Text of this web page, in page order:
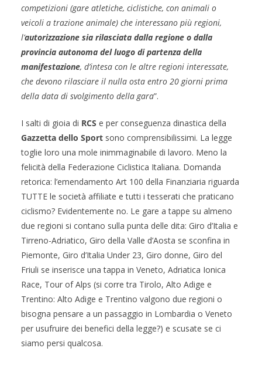
competizioni (gare atletiche, ciclistiche, con animali o
veicoli a trazione animale) che interessano più regioni,
l’autorizzazione sia rilasciata dalla regione o dalla
provincia autonoma del luogo di partenza della
manifestazione, d’intesa con le altre regioni interessate,
che devono rilasciare il nulla osta entro 20 giorni prima
della data di svolgimento della gara”.
I salti di gioia di RCS e per conseguenza dinastica della
Gazzetta dello Sport sono comprensibilissimi. La legge
toglie loro una mole inimmaginabile di lavoro. Meno la
felicità della Federazione Ciclistica Italiana. Domanda
retorica: l’emendamento Art 100 della Finanziaria riguarda
TUTTE le società affiliate e tutti i tesserati che praticano
ciclismo? Evidentemente no. Le gare a tappe su almeno
due regioni si contano sulla punta delle dita: Giro d’Italia e
Tirreno-Adriatico, Giro della Valle d’Aosta se sconfina in
Piemonte, Giro d’Italia Under 23, Giro donne, Giro del
Friuli se inserisce una tappa in Veneto, Adriatica Ionica
Race, Tour of Alps (si corre tra Tirolo, Alto Adige e
Trentino: Alto Adige e Trentino valgono due regioni o
bisogna pensare a un passaggio in Lombardia o Veneto
per usufruire dei benefici della legge?) e scusate se ci
siamo persi qualcosa.